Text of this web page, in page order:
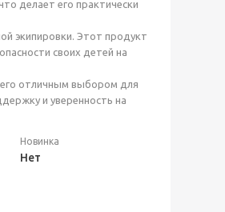
делает его практически
экипировки. Этот продукт
своих детей на
его отличным выбором для
и уверенность на
Новинка
Нет